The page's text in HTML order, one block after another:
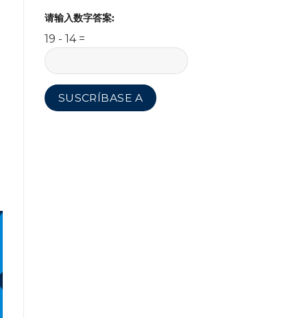
请输入数字答案:
19 - 14 =